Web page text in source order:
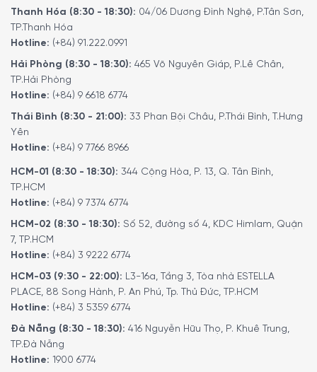
Thanh Hóa (8:30 - 18:30): 04/06 Dương Đình Nghệ, P.Tân Sơn,
TP.Thanh Hóa
Hotline: (+84) 91.222.0991
Hải Phòng (8:30 - 18:30): 465 Võ Nguyên Giáp, P.Lê Chân,
TP.Hải Phòng
Hotline: (+84) 9 6618 6774
Thái Bình (8:30 - 21:00): 33 Phan Bội Châu, P.Thái Bình, T.Hưng
Yên
Hotline: (+84) 9 7766 8966
HCM-01 (8:30 - 18:30): 344 Cộng Hòa, P. 13, Q. Tân Bình,
TP.HCM
Hotline: (+84) 9 7374 6774
HCM-02 (8:30 - 18:30): Số 52, đường số 4, KDC Himlam, Quận
7, TP.HCM
Hotline: (+84) 3 9222 6774
HCM-03 (9:30 - 22:00): L3-16a, Tầng 3, Tòa nhà ESTELLA
PLACE, 88 Song Hành, P. An Phú, Tp. Thủ Đức, TP.HCM
Hotline: (+84) 3 5359 6774
Đà Nẵng (8:30 - 18:30): 416 Nguyễn Hữu Thọ, P. Khuê Trung,
TP.Đà Nẵng
Hotline: 1900 6774